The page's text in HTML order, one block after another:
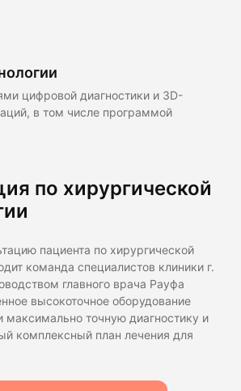
цифровой диагностики и 3D-
в том числе программой
по хирургической
пациента по хирургической
команда специалистов клиники г.
главного врача Рауфа
высокоточное оборудование
максимально точную диагностику и
комплексный план лечения для